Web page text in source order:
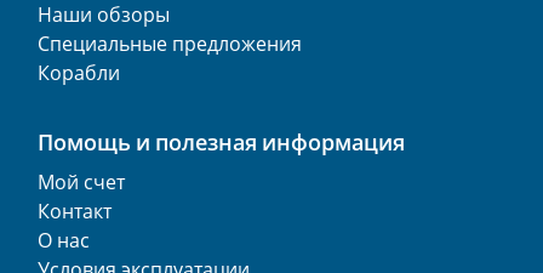
Наши обзоры
Специальные предложения
Корабли
Помощь и полезная информация
Мой счет
Контакт
О нас